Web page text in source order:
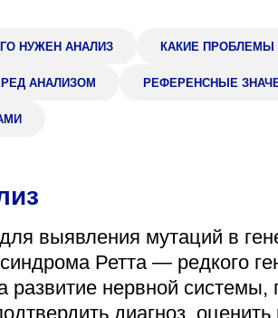
1
НУЖЕН АНАЛИЗ КАКИЕ
АНАЛИЗОМ РЕФЕРЕНСНЫЕ
выявления мутаций в
Ретта — редкого
развитие нервной системы,
диагноз, оценить